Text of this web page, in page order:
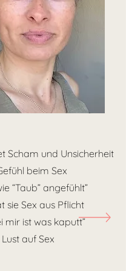
Scham und Unsicherheit
beim Sex
“Taub” angefühlt”
sie Sex aus Pflicht
mir ist was kaputt”
auf Sex